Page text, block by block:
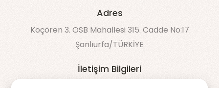
Adres
Koçören 3. OSB Mahallesi 315. Cadde No:17
Şanlıurfa/TÜRKİYE
İletişim Bilgileri